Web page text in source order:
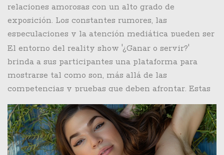
relaciones amorosas con un alto grado de
exposición. Los constantes rumores, las
especulaciones y la atención mediática pueden ser
factores desgastantes. En el caso de Facundo y
Paloma, ambos lograron mantener su relación en
un ámbito privado, lejos de los focos, lo cual
demuestra una gran madurez en el manejo de su
vida personal.
El entorno del reality show '¿Ganar o servir?'
brinda a sus participantes una plataforma para
mostrarse tal como son, más allá de las
competencias y pruebas que deben afrontar. Estas
confesiones y momentos de sinceridad ayudan a la
audiencia a conocer más a fondo a los
concursantes, creando una conexión más genuina
con el público.